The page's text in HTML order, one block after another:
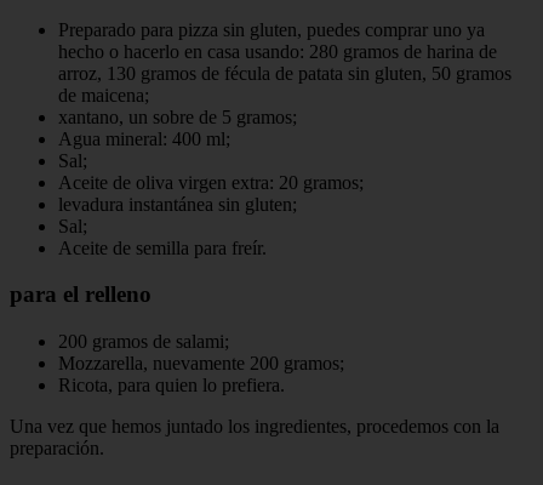
Preparado para pizza sin gluten, puedes comprar uno ya
hecho o hacerlo en casa usando: 280 gramos de harina de
arroz, 130 gramos de fécula de patata sin gluten, 50 gramos
de maicena;
xantano, un sobre de 5 gramos;
Agua mineral: 400 ml;
Sal;
Aceite de oliva virgen extra: 20 gramos;
levadura instantánea sin gluten;
Sal;
Aceite de semilla para freír.
para el relleno
200 gramos de salami;
Mozzarella, nuevamente 200 gramos;
Ricota, para quien lo prefiera.
Una vez que hemos juntado los ingredientes, procedemos con la
preparación.